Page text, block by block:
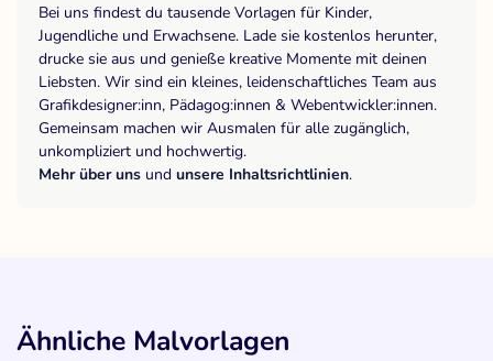
Bei uns findest du tausende Vorlagen für Kinder,
Jugendliche und Erwachsene. Lade sie kostenlos herunter,
drucke sie aus und genieße kreative Momente mit deinen
Liebsten. Wir sind ein kleines, leidenschaftliches Team aus
Grafikdesigner:inn, Pädagog:innen & Webentwickler:innen.
Gemeinsam machen wir Ausmalen für alle zugänglich,
unkompliziert und hochwertig.
Mehr über uns und unsere Inhaltsrichtlinien.
Ähnliche Malvorlagen